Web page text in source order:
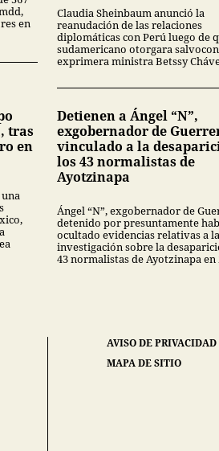
en
Claudia Sheinbaum anunció la
reanudación de las relaciones
diplomáticas con Perú luego de
sudamericano otorgara
exprimera ministra Betssy
tras
en
Detienen a Ángel “N”,
exgobernador de
vinculado a la
los 43 normalistas de
Ayotzinapa
Ángel “N”, exgobernador de
detenido por presuntamente
ocultado evidencias relativas a la
investigación sobre la
43 normalistas de Ayotzinapa en
AVISO DE PRIVACIDAD
MAPA DE SITIO